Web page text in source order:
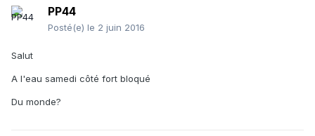
PP44
Posté(e) le 2 juin 2016
Salut
A l'eau samedi côté fort bloqué
Du monde?